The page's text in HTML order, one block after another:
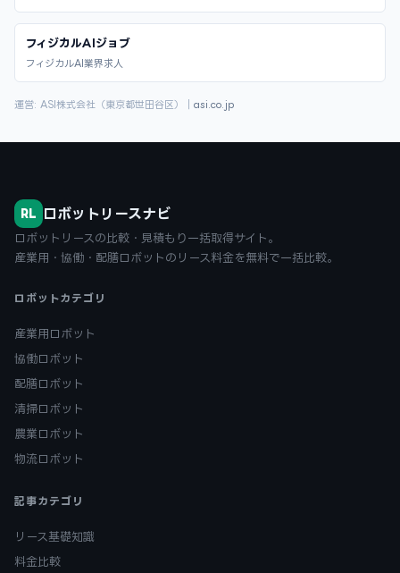
フィジカルAIジョブ
フィジカルAI業界求人
運営: ASI株式会社（東京都世田谷区）｜ asi.co.jp
RL ロボットリースナビ
ロボットリースの比較・見積もり一括取得サイト。
産業用・協働・配膳ロボットのリース料金を無料で一括比較。
ロボットカテゴリ
産業用ロボット
協働ロボット
配膳ロボット
清掃ロボット
農業ロボット
物流ロボット
記事カテゴリ
リース基礎知識
料金比較